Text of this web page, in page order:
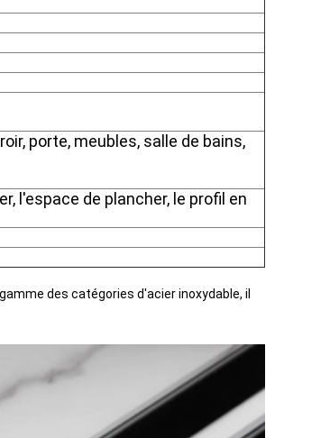
porte, meubles, salle de bains,
l'espace de plancher, le profil en
des catégories d'acier inoxydable, il